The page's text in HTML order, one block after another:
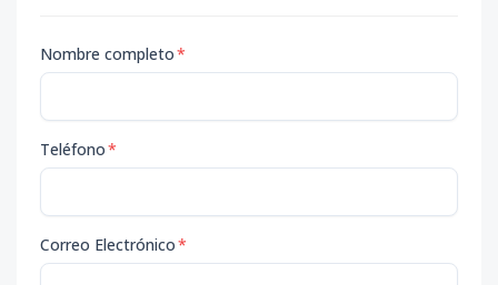
Nombre completo*
Teléfono*
Correo Electrónico*